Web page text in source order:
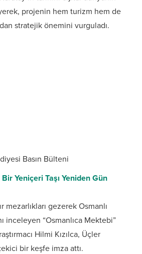
projenin hem turizm hem de
stratejik önemini vurguladı.
Basın Bülteni
Yeniçeri Taşı Yeniden Gün
mezarlıkları gezerek Osmanlı
inceleyen “Osmanlıca Mektebi”
Hilmi Kızılca, Üçler
bir keşfe imza attı.